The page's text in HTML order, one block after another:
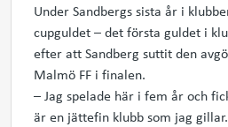
Under Sandbergs sista år i
cupguldet – det första guldet i
efter att Sandberg suttit den
Malmö FF i finalen.
– Jag spelade här i fem år och
är en jättefin klubb som jag